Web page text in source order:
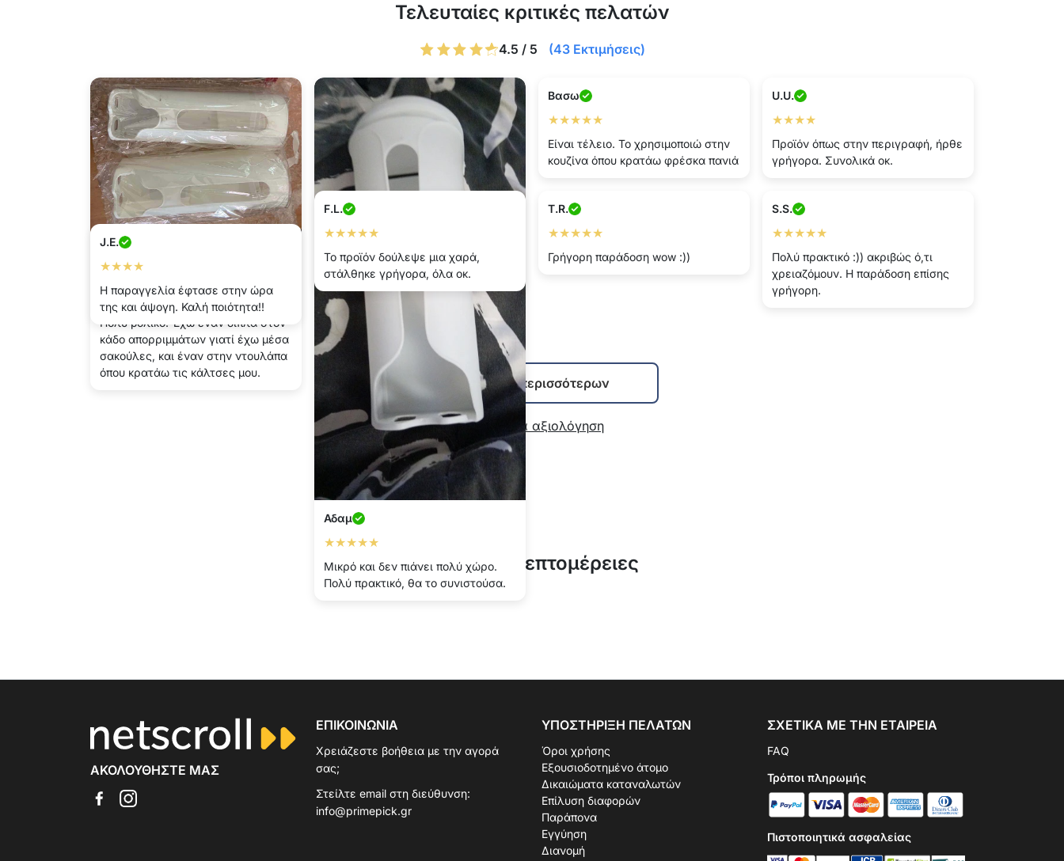
Τελευταίες κριτικές πελατών
4.5 / 5 (43 Εκτιμήσεις)
Σμαραγδα
★★★★★
Πολύ βολικό. Έχω έναν δίπλα στον
κάδο απορριμμάτων γιατί έχω μέσα
σακούλες, και έναν στην ντουλάπα
όπου κρατάω τις κάλτσες μου.
Αδαμ
★★★★★
Μικρό και δεν πιάνει πολύ χώρο.
Πολύ πρακτικό, θα το συνιστούσα.
Βασω
★★★★★
Είναι τέλειο. Το χρησιμοποιώ στην
κουζίνα όπου κρατάω φρέσκα πανιά
U.U.
★★★★
Προϊόν όπως στην περιγραφή, ήρθε
γρήγορα. Συνολικά οκ.
F.L.
★★★★★
Το προϊόν δούλεψε μια χαρά,
στάλθηκε γρήγορα, όλα οκ.
T.R.
★★★★★
Γρήγορη παράδοση wow :))
S.S.
★★★★★
Πολύ πρακτικό :)) ακριβώς ό,τι
χρειαζόμουν. Η παράδοση επίσης
γρήγορη.
J.E.
★★★★
Η παραγγελία έφτασε στην ώρα
της και άψογη. Καλή ποιότητα!!
Εμφάνιση περισσότερων
Γράψτε μια αξιολόγηση
Τεχνικές λεπτομέρειες
ΑΚΟΛΟΥΘΉΣΤΕ ΜΑΣ
ΕΠΙΚΟΙΝΩΝΊΑ
Χρειάζεστε βοήθεια με την αγορά
σας;
Στείλτε email στη διεύθυνση:
info@primepick.gr
ΥΠΟΣΤΉΡΙΞΗ ΠΕΛΑΤΏΝ
Όροι χρήσης
Εξουσιοδοτημένο άτομο
Δικαιώματα καταναλωτών
Επίλυση διαφορών
Παράπονα
Εγγύηση
Διανομή
ΣΧΕΤΙΚΆ ΜΕ ΤΗΝ ΕΤΑΙΡΕΊΑ
FAQ
Τρόποι πληρωμής
Πιστοποιητικά ασφαλείας